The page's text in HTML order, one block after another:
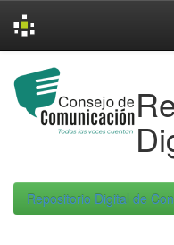
navigation
Repositorio Digital de